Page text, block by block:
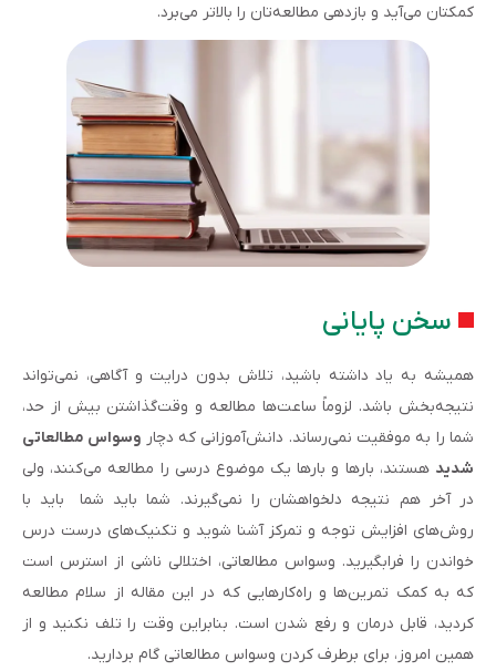
کمکتان می‌آید و بازدهی مطالعه‌تان را بالاتر می‌برد.
سخن پایانی
همیشه به یاد داشته باشید، تلاش بدون درایت و آگاهی، نمی‌تواند
نتیجه‌بخش باشد. لزوماً ساعت‌ها مطالعه و وقت‌گذاشتن بیش از حد،
شما را به موفقیت نمی‌رساند. دانش‌آموزانی که دچار وسواس مطالعاتی
شدید هستند، بارها و بارها یک موضوع درسی را مطالعه می‌کنند، ولی
در آخر هم نتیجه دلخواهشان را نمی‌گیرند. شما باید شما باید با
روش‌های افزایش توجه و تمرکز آشنا شوید و تکنیک‌های درست درس
خواندن را فرابگیرید. وسواس مطالعاتی، اختلالی ناشی از استرس است
که به کمک تمرین‌ها و راه‌کارهایی که در این مقاله از سلام مطالعه
کردید، قابل درمان و رفع شدن است. بنابراین وقت را تلف نکنید و از
همین امروز، برای برطرف کردن وسواس مطالعاتی گام بردارید.